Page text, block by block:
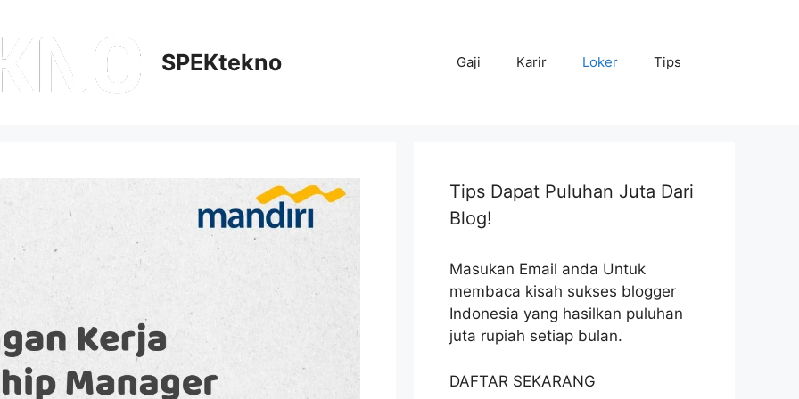
SPEKtekno Gaji Karir Loker Tips
Tips Dapat Puluhan Juta Dari
Blog!
Masukan Email anda Untuk
membaca kisah sukses blogger
Indonesia yang hasilkan puluhan
juta rupiah setiap bulan.
DAFTAR SEKARANG